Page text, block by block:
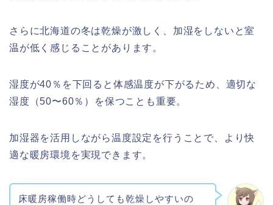
さらに北海道の冬は乾燥が激しく、加湿をしないと室
温が低く感じることがあります。
湿度が40％を下回ると体感温度が下がるため、適切な
湿度（50〜60％）を保つことも重要。
加湿器を活用しながら温度設定を行うことで、より快
適な暖房環境を実現できます。
床暖房稼働時どうしても乾燥しやすいの